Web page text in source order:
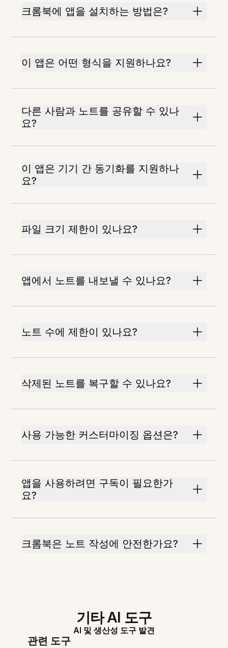
크롬북에 앱을 설치하는 방법은?
이 앱은 어떤 형식을 지원하나요?
다른 사람과 노트를 공유할 수 있나
요?
이 앱은 기기 간 동기화를 지원하나
요?
파일 크기 제한이 있나요?
앱에서 노트를 내보낼 수 있나요?
노트 수에 제한이 있나요?
삭제된 노트를 복구할 수 있나요?
사용 가능한 커스터마이징 옵션은?
앱을 사용하려면 구독이 필요한가
요?
크롬북은 노트 작성에 안전한가요?
기타 AI 도구
AI 및 생산성 도구 발견
관련 도구